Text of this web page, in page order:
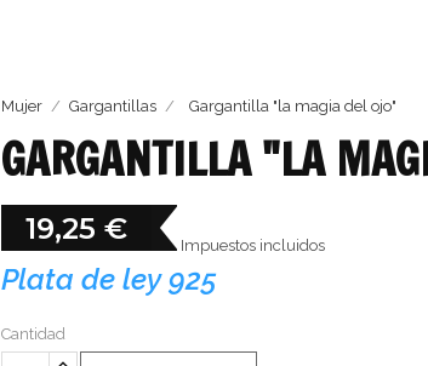
Mujer Gargantillas Gargantilla "la magia del ojo"
GARGANTILLA "LA
19,25 € Impuestos incluidos
Plata de ley 925
Cantidad